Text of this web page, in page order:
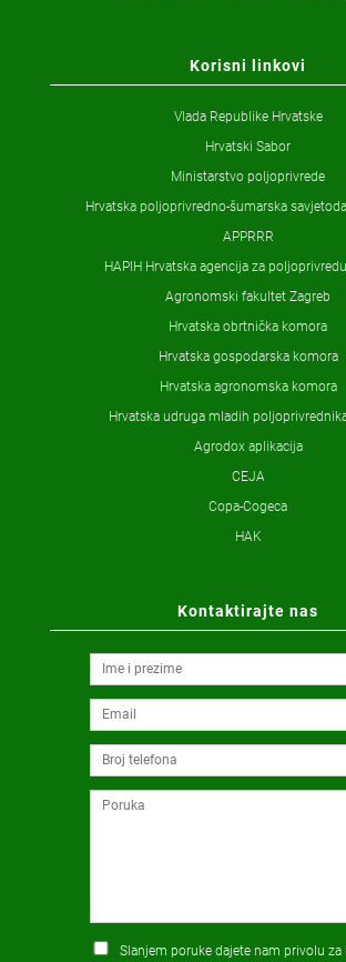
Korisni linkovi
Vlada Republike Hrvatske
Hrvatski Sabor
Ministarstvo poljoprivrede
Hrvatska poljoprivredno-šumarska
APPRRR
HAPIH Hrvatska agencija za
Agronomski fakultet Zagreb
Hrvatska obrtnička komora
Hrvatska gospodarska komora
Hrvatska agronomska komora
Hrvatska udruga mladih
Agrodox aplikacija
CEJA
Copa-Cogeca
HAK
Kontaktirajte nas
Slanjem poruke dajete nam privolu za